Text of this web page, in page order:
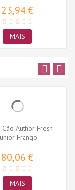
23,94 €
MAIS
Cão Author Fresh
Frango
80,06 €
MAIS